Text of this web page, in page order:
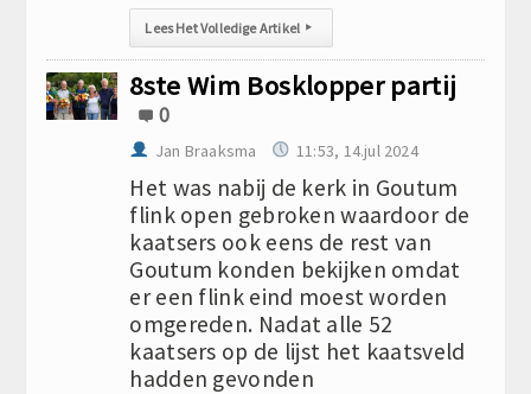
Lees Het Volledige Artikel ▸
8ste Wim Bosklopper partij
0
Jan Braaksma 11:53, 14.jul 2024
Het was nabij de kerk in Goutum
flink open gebroken waardoor de
kaatsers ook eens de rest van
Goutum konden bekijken omdat
er een flink eind moest worden
omgereden. Nadat alle 52
kaatsers op de lijst het kaatsveld
hadden gevonden